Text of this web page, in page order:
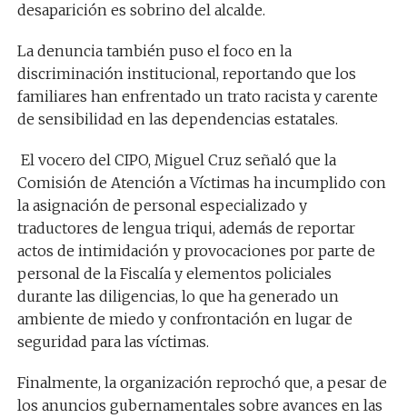
desaparición es sobrino del alcalde.
La denuncia también puso el foco en la
discriminación institucional, reportando que los
familiares han enfrentado un trato racista y carente
de sensibilidad en las dependencias estatales.
El vocero del CIPO, Miguel Cruz señaló que la
Comisión de Atención a Víctimas ha incumplido con
la asignación de personal especializado y
traductores de lengua triqui, además de reportar
actos de intimidación y provocaciones por parte de
personal de la Fiscalía y elementos policiales
durante las diligencias, lo que ha generado un
ambiente de miedo y confrontación en lugar de
seguridad para las víctimas.
Finalmente, la organización reprochó que, a pesar de
los anuncios gubernamentales sobre avances en las